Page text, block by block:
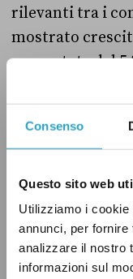
Consenso
Questo sito web
Utilizziamo i
annunci, per
analizzare il nostro
informazioni sul
rilevanti tra i
mostrato
aumentata del
metallurgia del
articoli in
per cento. Le
chimici (-6,6
cento), e la
petroliferi